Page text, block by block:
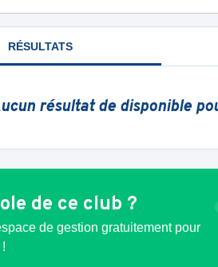
RÉSULTATS
résultat de disponible
de ce club ?
de gestion gratuitement pour